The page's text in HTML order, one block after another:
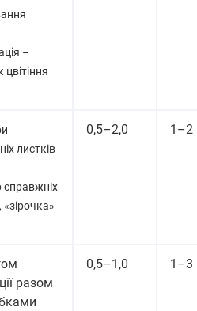
–
цвітіння
листків
справжніх
«зірочка»
0,5–2,0 1–2
разом
0,5–1,0 1–3